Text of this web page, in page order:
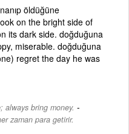
öldüğüne
on the bright side of
its dark side. doğduğuna
miserable. doğduğuna
regret the day he was
always bring money. -
zaman para getirir.